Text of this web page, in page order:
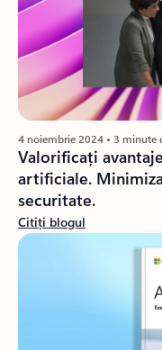
4 noiembrie 2024 • 3 minute
Valorificați
artificiale.
securitate.
Citiți blogul